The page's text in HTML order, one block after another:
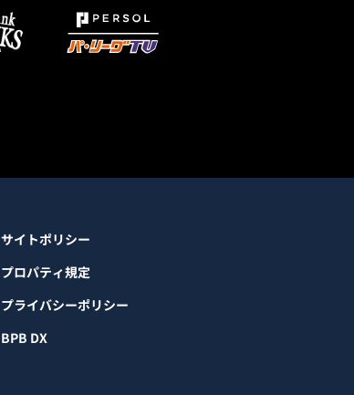
サイトポリシー
プロパティ規定
プライバシーポリシー
BPB DX